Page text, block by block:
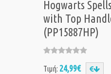
Hogwarts
with Top
(PP15887HP)
Τιμή: 24,99€